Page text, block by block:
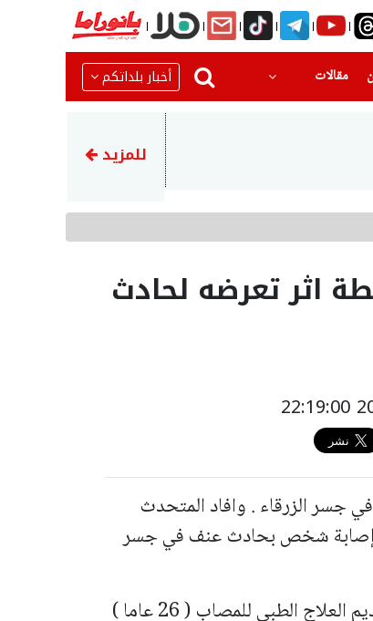
(current) مقالات أخبار بلداتكم
شركة بترول أبوظبي :
للمزيد
اثر تعرضه لحادث
عنف في جسر الزرقاء . وافاد المتحدث
إصابة شخص بحادث عنف في جسر
وقام الطاقم الطبي التابع لنجمة داود الحمراء بتقديم العلاج الطبي للمصاب ( 26 عاما )